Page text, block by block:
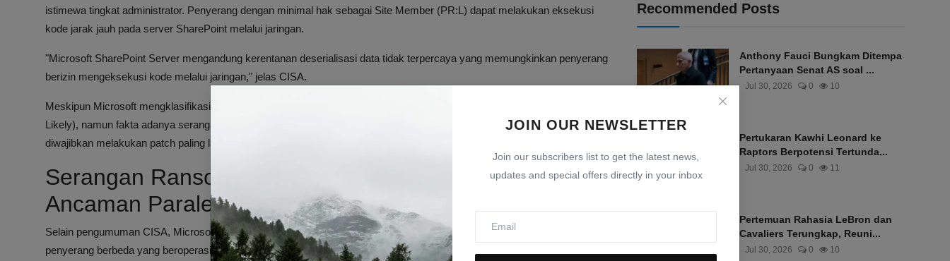
JOIN OUR NEWSLETTER
Join our subscribers list to get the latest news,
updates and special offers directly in your inbox
istimewa tingkat administrator. Penyerang dengan minimal hak sebagai Site Member (PR:L) dapat melakukan eksekusi
kode jarak jauh pada server SharePoint melalui jaringan.
"Microsoft SharePoint Server mengandung kerentanan deserialisasi data tidak terpercaya yang memungkinkan penyerang
berizin mengeksekusi kode melalui jaringan," jelas CISA.
Meskipun Microsoft mengklasifikasikan kemungkinan eksploitasi sebagai "Eksploitasi Kurang Mungkin" (Exploitation Less
Likely), namun fakta adanya serangan aktif membuat badan federal AS seperti Federal Civilian Executive Branch (FCEB)
diwajibkan melakukan patch paling lambat tanggal
Serangan Ransomware Storm-2603 dan Aktivitas
Ancaman Paralel
Selain pengumuman CISA, Microsoft juga mengungkap temuan investigasi ransomware yang mengungkap dua kelompok
penyerang berbeda yang beroperasi bersamaan dalam satu jaringan. Salah satunya adalah kelompok
Recommended Posts
Anthony Fauci Bungkam Ditempa
Pertanyaan Senat AS soal ...
Jul 30, 2026 0 10
Pertukaran Kawhi Leonard ke
Raptors Berpotensi Tertunda...
Jul 30, 2026 0 11
Pertemuan Rahasia LeBron dan
Cavaliers Terungkap, Reuni...
Jul 30, 2026 0 10